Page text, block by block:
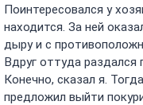
Поинтересовался у
находится. За ней
дыру и с
Вдруг оттуда раздался
Конечно, сказал я.
предложил выйти